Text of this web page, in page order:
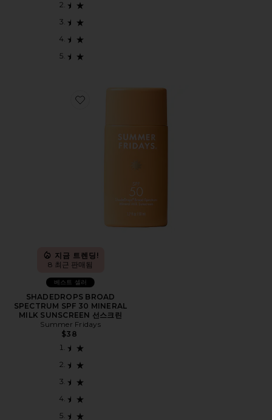
Favorite SHADEDROPS BROAD SPECTRUM SPF 30
지금 트렌딩!
8 최근 판매됨
베스트 셀러
SHADEDROPS BROAD
SPECTRUM SPF 30 MINERAL
MILK SUNSCREEN 선스크린
Summer Fridays
$38